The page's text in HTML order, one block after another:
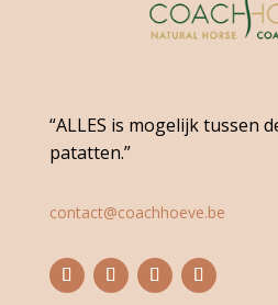
“ALLES is mogelijk tussen
patatten.”
contact@coachhoeve.be